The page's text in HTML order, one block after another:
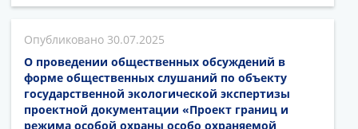
30.07.2025
О проведении общественных обсуждений в
форме общественных слушаний по объекту
государственной экологической экспертизы
проектной документации «Проект границ и
режима особой охраны особо охраняемой